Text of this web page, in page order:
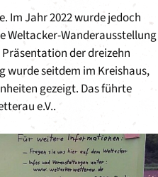
Im Jahr 2022 wurde jedoch
Weltacker-Wanderausstellung
der dreizehn
wurde seitdem im Kreishaus,
gezeigt. Das führte
e.V..